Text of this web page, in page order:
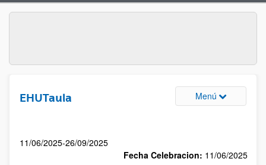
EHUTaula Menú
11/06/2025-26/09/2025
Fecha Celebracion: 11/06/2025